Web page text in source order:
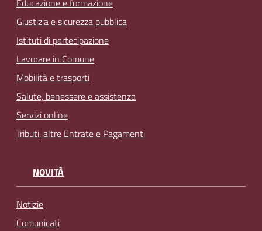
Giustizia e sicurezza pubblica
Istituti di partecipazione
Lavorare in Comune
Mobilità e trasporti
Salute, benessere e assistenza
Servizi online
Tributi, altre Entrate e Pagamenti
NOVITÀ
Notizie
Comunicati